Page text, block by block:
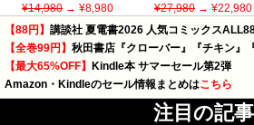
¥14,980→ ¥8,980 ¥27,980→ ¥22,980
【88円】 講談社 夏電書2026 人気コミックスALL88
【全巻99円】 秋田書店『クローバー』『チキン』
【最大65%OFF】 Kindle本 サマーセール第2弾
Amazon・Kindleのセール情報まとめはこちら
注目の記事